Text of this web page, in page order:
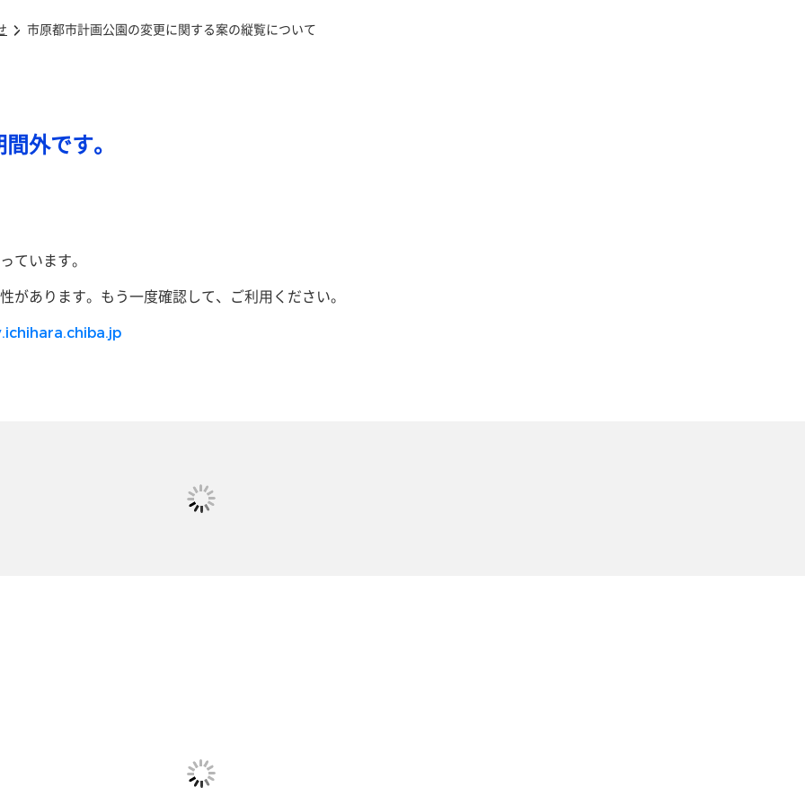
市原都市計画公園の変更に関する案の縦覧について
外です。
ています。
があります。もう一度確認して、ご利用ください。